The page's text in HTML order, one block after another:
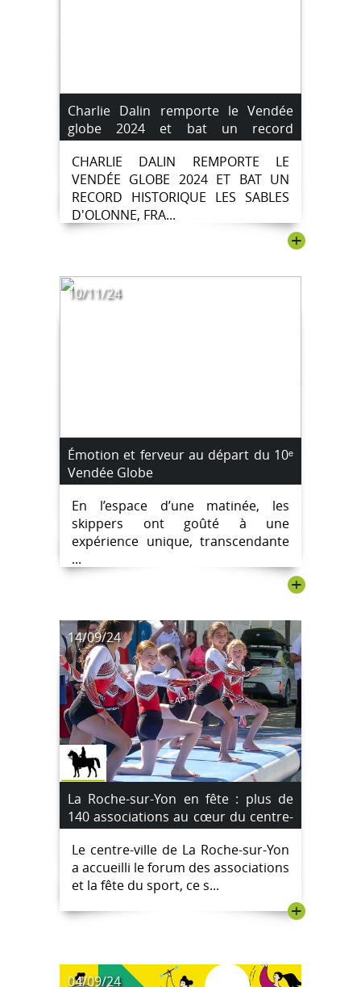
Charlie Dalin remporte le Vendée
globe 2024 et bat un record
historique.
CHARLIE DALIN REMPORTE LE
VENDÉE GLOBE 2024 ET BAT UN
RECORD HISTORIQUE LES SABLES
D'OLONNE, FRA...
+
10/11/24
Émotion et ferveur au départ du 10ᵉ
Vendée Globe
En l’espace d’une matinée, les
skippers ont goûté à une
expérience unique, transcendante
...
+
14/09/24
La Roche-sur-Yon en fête : plus de
140 associations au cœur du centre-
ville [Images]
Le centre-ville de La Roche-sur-Yon
a accueilli le forum des associations
et la fête du sport, ce s...
+
04/09/24